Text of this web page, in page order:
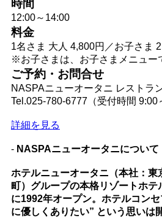
時間
12:00～14:00
料金
1名さま 大人 4,800円／お子さま
※お子さまは、お子さまメニュー
ご予約・お問合せ
NASPAニューオータニ レストラ
Tel.025-780-6777（受付時間 9:00
詳細を見る
- NASPAニューオータニについて
ホテルニューオータニ（本社：東
町）グループの本格リゾートホテ
に1992年オープン。ホテルコン
に優しくありたい” という思いは